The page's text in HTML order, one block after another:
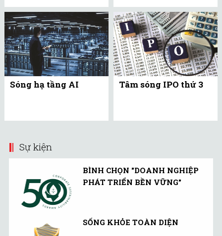
Sóng hạ tầng AI Tâm sóng IPO thứ 3
Sự kiện
BÌNH CHỌN "DOANH NGHIỆP
PHÁT TRIỂN BỀN VỮNG"
SỐNG KHỎE TOÀN DIỆN